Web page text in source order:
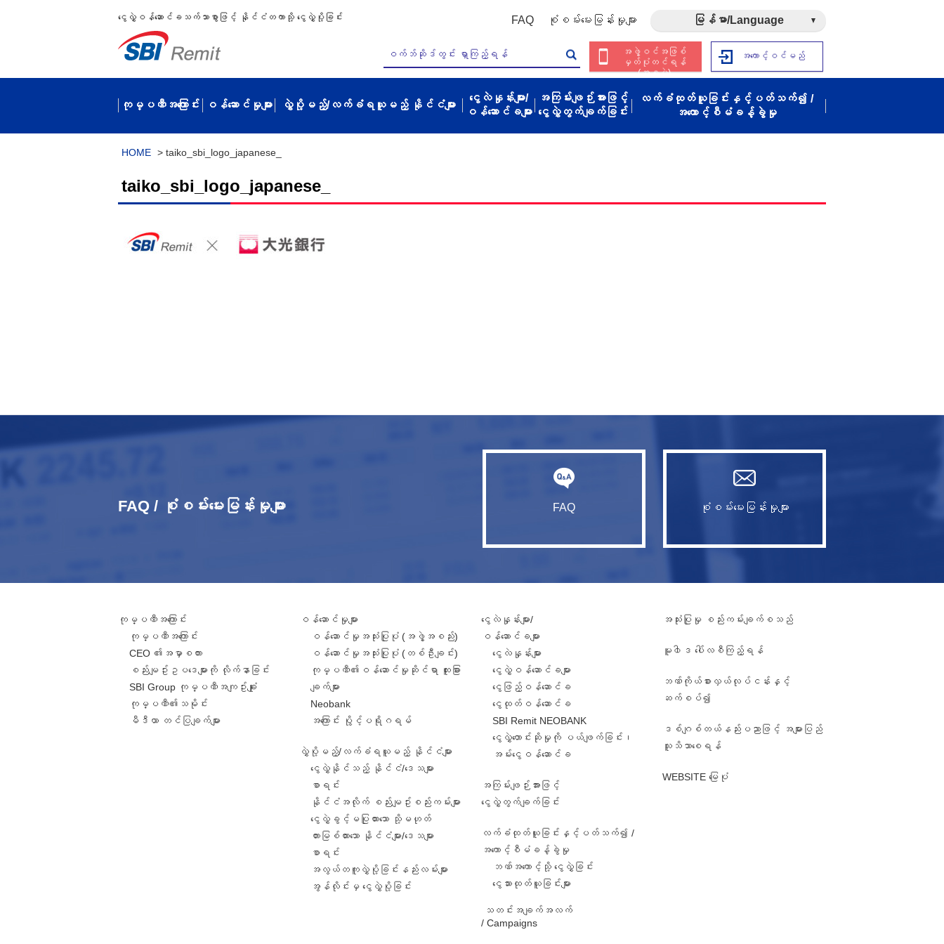
ငွေလွှဲဝန်ဆောင်ခသက်သာစွာဖြင့် နိုင်ငံတကာသို့ ငွေလွှဲပို့ခြင်း FAQ စုံစမ်းမေးမြန်းမှုများ မြန်မာ/Language
အဖွဲ့ဝင်အဖြစ်
မှတ်ပုံတင်ရန်
(အခမဲ့)
အကောင့်ဝင်မည်
ကုမ္ပဏီအကြောင်း ဝန်ဆောင်မှုများ လွှဲပို့မည့်/လက်ခံရယူမည့် နိုင်ငံများ
ငွေလဲနှုန်းများ/
ဝန်ဆောင်ခများ
အကြမ်းဖျဉ်းအားဖြင့်
ငွေလွှဲတွက်ချက်ခြင်း
လက်ခံထုတ်ယူခြင်းနှင့်ပတ်သက်၍ /
အကောင့်စီမံခန့်ခွဲမှု
HOME > taiko_sbi_logo_japanese_
taiko_sbi_logo_japanese_
FAQ / စုံစမ်းမေးမြန်းမှုများ FAQ စုံစမ်းမေးမြန်းမှုများ
ကုမ္ပဏီအကြောင်း
ကုမ္ပဏီအကြောင်း
CEO ၏အမှာစကား
စည်းမျဥ်းဥပဒေများကို လိုက်နာခြင်း
SBI Group ကုမ္ပဏီအကျဥ်းချုံး
ကုမ္ပဏီ၏သမိုင်း
မီဒီယာ တင်ပြချက်များ
ဝန်ဆောင်မှုများ
ဝန်ဆောင်မှုအသုံးပြုပုံ (အဖွဲ့အစည်း)
ဝန်ဆောင်မှုအသုံးပြုပုံ (တစ်ဦးချင်း)
ကုမ္ပဏီ၏ဝန်ဆောင်မှုဆိုင်ရာ ထူးခြား
ချက်များ
Neobank
အကြောင်း ပွိုင့်ပရိုဂရမ်
လွှဲပို့မည့်/လက်ခံရယူမည့် နိုင်ငံများ
ငွေလွှဲနိုင်သည့် နိုင်ငံ/ဒေသများ
စာရင်း
နိုင်ငံအလိုက် စည်းမျဥ်းစည်းကမ်းများ
ငွေလွှဲခွင့်မပြုထားသော သို့မဟုတ်
တားမြစ်ထားသော နိုင်ငံများ/ဒေသများ
စာရင်း
အလွယ်တကူလွှဲပို့ခြင်းနည်းလမ်းများ
အွန်လိုင်းမှ ငွေလွှဲပို့ခြင်း
ငွေလဲနှုန်းများ/
ဝန်ဆောင်ခများ
ငွေလဲနှုန်းများ
ငွေလွှဲဝန်ဆောင်ခများ
ငွေဖြည့်ဝန်ဆောင်ခ
ငွေထုတ်ဝန်ဆောင်ခ
SBI Remit NEOBANK
ငွေလွှဲတောင်းဆိုမှုကို ပယ်ဖျက်ခြင်း၊
အမ်းငွေဝန်ဆောင်ခ
အကြမ်းဖျဉ်းအားဖြင့်
ငွေလွှဲတွက်ချက်ခြင်း
လက်ခံထုတ်ယူခြင်းနှင့်ပတ်သက်၍ /
အကောင့်စီမံခန့်ခွဲမှု
ဘဏ်အကောင့်သို့ ငွေလွှဲခြင်း
ငွေသားထုတ်ယူခြင်းများ
သတင်းအချက်အလက်
/ Campaigns
အသုံးပြုမှု စည်းကမ်းချက်စသည်
မူ၀ါဒ ပေါ်လစီကြည့်ရန်
ဘဏ်ကိုယ်စားလှယ်လုပ်ငန်းနှင့်
ဆက်စပ်၍
ဒစ်ဂျစ်တယ်နည်းပညာဖြင့် အများပြည်
သူသိသာစေရန်
WEBSITE မြေပုံ